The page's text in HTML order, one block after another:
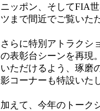
ニッポン、そしてFIA
ツまで間近でご覧いた
さらに特別アトラクシ
の表彰台シーンを再現
いただけるよう、琢磨
影コーナーも特設いた
加えて、今年のトーク